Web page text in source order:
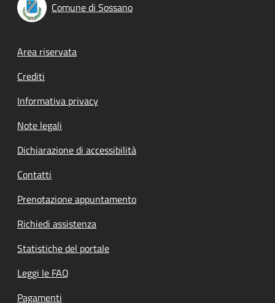
Comune di Sossano
Footer menu
Area riservata
Crediti
Informativa privacy
Note legali
Dichiarazione di accessibilità
Contatti
Prenotazione appuntamento
Richiedi assistenza
Statistiche del portale
Leggi le FAQ
Pagamenti